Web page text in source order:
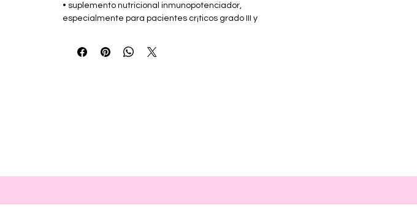
• suplemento nutricional inmunopotenciador,
especialmente para pacientes cr¡ticos grado III y